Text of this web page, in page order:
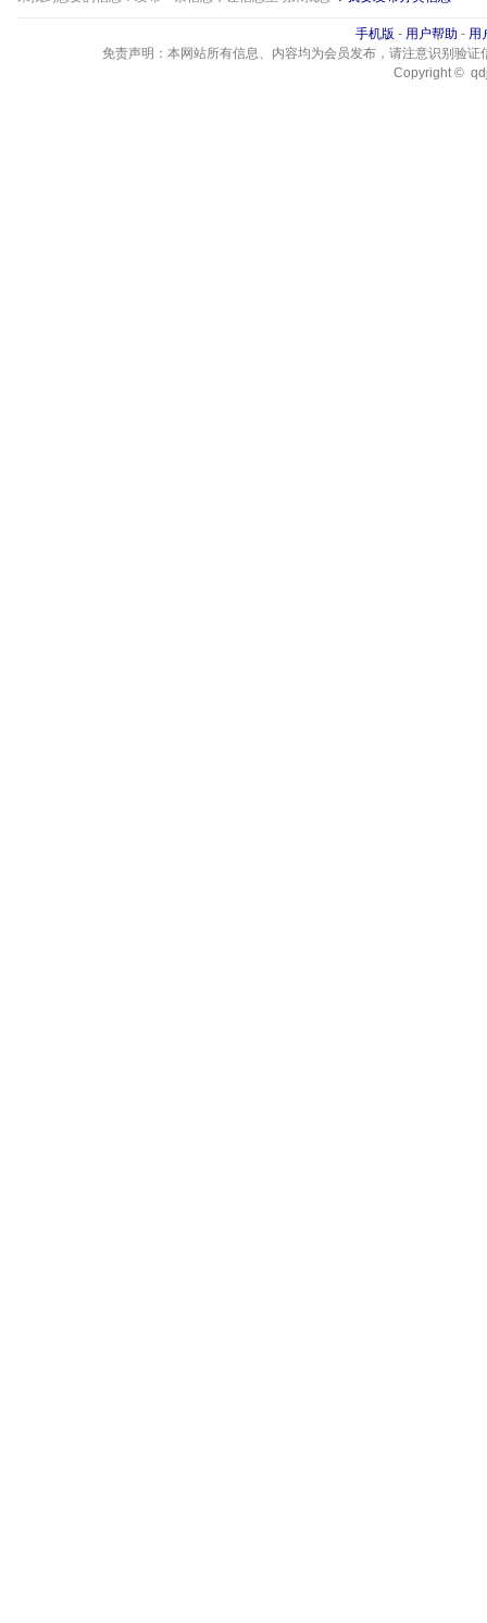
手机版 - 用户帮助 - 用
免责声明：本网站所有信息、内容均为会员发布，请注意识别验
Copyright ©